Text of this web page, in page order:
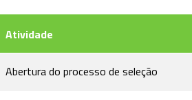
Atividade
Abertura do processo de seleção